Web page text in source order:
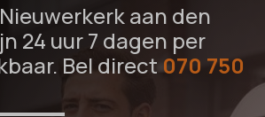
aan den
24 uur 7 dagen per
Bel direct070 750